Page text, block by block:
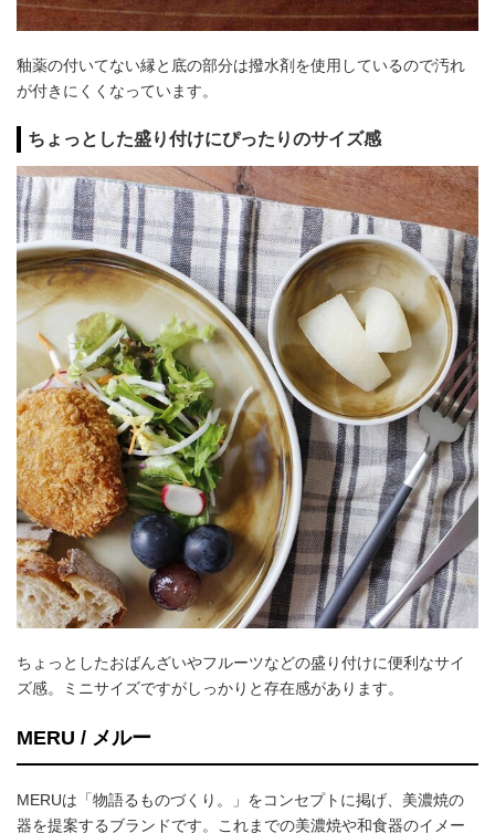
釉薬の付いてない縁と底の部分は撥水剤を使用しているので汚れ
が付きにくくなっています。
ちょっとした盛り付けにぴったりのサイズ感
ちょっとしたおばんざいやフルーツなどの盛り付けに便利なサイ
ズ感。ミニサイズですがしっかりと存在感があります。
MERU / メルー
MERUは「物語るものづくり。」をコンセプトに掲げ、美濃焼の
器を提案するブランドです。これまでの美濃焼や和食器のイメー